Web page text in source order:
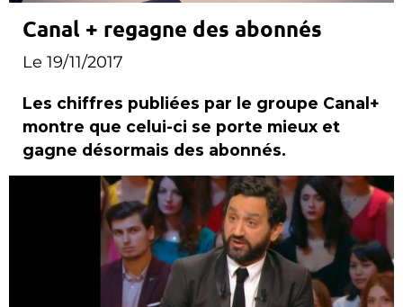
Canal + regagne des abonnés
Le 19/11/2017
Les chiffres publiées par le groupe Canal+
montre que celui-ci se porte mieux et
gagne désormais des abonnés.